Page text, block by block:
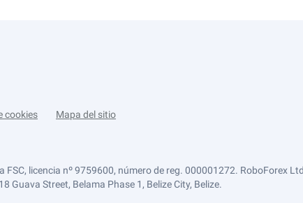
cookies Mapa del sitio
licencia nº 9759600, número de reg. 000001272. RoboForex
Guava Street, Belama Phase 1, Belize City, Belize.